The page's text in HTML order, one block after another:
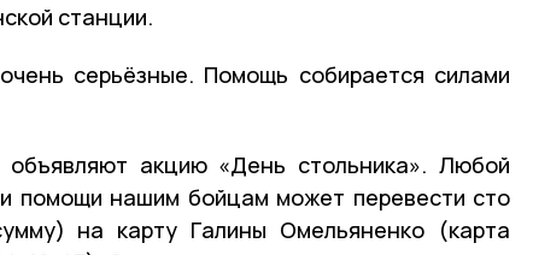
станции.
серьёзные. Помощь собирается силами
акцию «День стольника». Любой
помощи нашим бойцам может перевести сто
на карту Галины Омельяненко (карта